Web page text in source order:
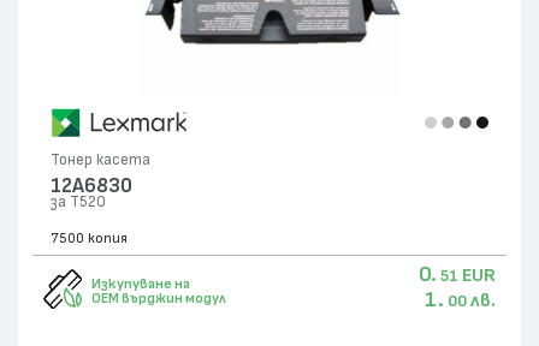
Тонер касета
12A6830
за T520
7500 копия
Изкупуване на
OEM върджин модул
0. 51 EUR
1. 00 лв.